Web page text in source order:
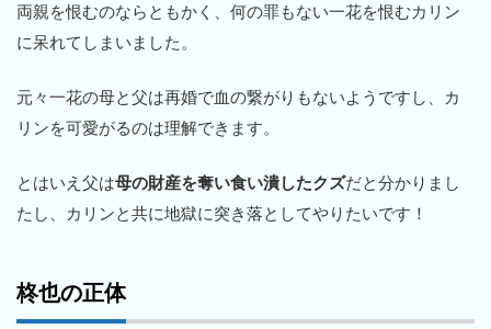
両親を恨むのならともかく、何の罪もない一花を恨むカリン
に呆れてしまいました。
元々一花の母と父は再婚で血の繋がりもないようですし、カ
リンを可愛がるのは理解できます。
とはいえ父は母の財産を奪い食い潰したクズだと分かりまし
たし、カリンと共に地獄に突き落としてやりたいです！
柊也の正体